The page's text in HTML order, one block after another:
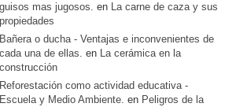
guisos mas jugosos. en La carne de caza y sus
propiedades
Bañera o ducha - Ventajas e inconvenientes de
cada una de ellas. en La cerámica en la
construcción
Reforestación como actividad educativa -
Escuela y Medio Ambiente. en Peligros de la